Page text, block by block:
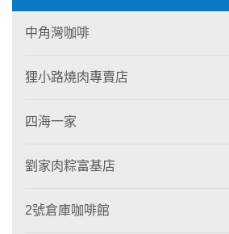
中角灣咖啡
狸小路燒肉專賣店
四海一家
劉家肉粽富基店
2號倉庫咖啡館